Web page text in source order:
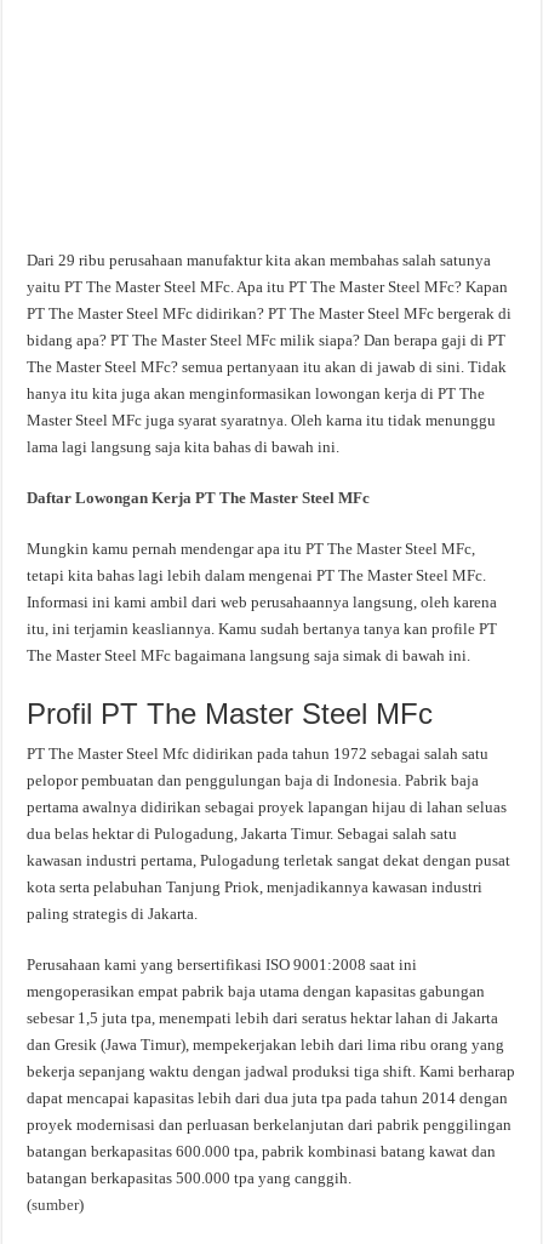
Dari 29 ribu perusahaan manufaktur kita akan membahas salah satunya
yaitu PT The Master Steel MFc. Apa itu PT The Master Steel MFc? Kapan
PT The Master Steel MFc didirikan? PT The Master Steel MFc bergerak di
bidang apa? PT The Master Steel MFc milik siapa? Dan berapa gaji di PT
The Master Steel MFc? semua pertanyaan itu akan di jawab di sini. Tidak
hanya itu kita juga akan menginformasikan lowongan kerja di PT The
Master Steel MFc juga syarat syaratnya. Oleh karna itu tidak menunggu
lama lagi langsung saja kita bahas di bawah ini.
Daftar Lowongan Kerja PT The Master Steel MFc
Mungkin kamu pernah mendengar apa itu PT The Master Steel MFc,
tetapi kita bahas lagi lebih dalam mengenai PT The Master Steel MFc.
Informasi ini kami ambil dari web perusahaannya langsung, oleh karena
itu, ini terjamin keasliannya. Kamu sudah bertanya tanya kan profile PT
The Master Steel MFc bagaimana langsung saja simak di bawah ini.
Profil PT The Master Steel MFc
PT The Master Steel Mfc didirikan pada tahun 1972 sebagai salah satu
pelopor pembuatan dan penggulungan baja di Indonesia. Pabrik baja
pertama awalnya didirikan sebagai proyek lapangan hijau di lahan seluas
dua belas hektar di Pulogadung, Jakarta Timur. Sebagai salah satu
kawasan industri pertama, Pulogadung terletak sangat dekat dengan pusat
kota serta pelabuhan Tanjung Priok, menjadikannya kawasan industri
paling strategis di Jakarta.
Perusahaan kami yang bersertifikasi ISO 9001:2008 saat ini
mengoperasikan empat pabrik baja utama dengan kapasitas gabungan
sebesar 1,5 juta tpa, menempati lebih dari seratus hektar lahan di Jakarta
dan Gresik (Jawa Timur), mempekerjakan lebih dari lima ribu orang yang
bekerja sepanjang waktu dengan jadwal produksi tiga shift. Kami berharap
dapat mencapai kapasitas lebih dari dua juta tpa pada tahun 2014 dengan
proyek modernisasi dan perluasan berkelanjutan dari pabrik penggilingan
batangan berkapasitas 600.000 tpa, pabrik kombinasi batang kawat dan
batangan berkapasitas 500.000 tpa yang canggih.
(sumber)